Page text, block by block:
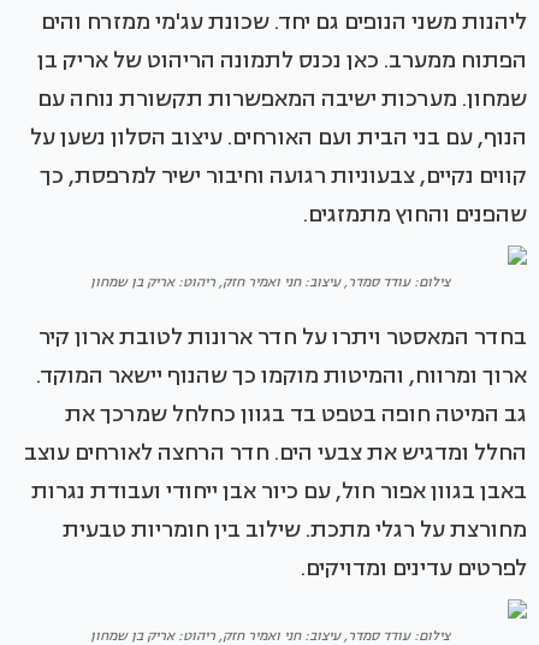
ליהנות משני הנופים גם יחד. שכונת עג'מי ממזרח והים
הפתוח ממערב. כאן נכנס לתמונה הריהוט של אריק בן
שמחון. מערכות ישיבה המאפשרות תקשורת נוחה עם
הנוף, עם בני הבית ועם האורחים. עיצוב הסלון נשען על
קווים נקיים, צבעוניות רגועה וחיבור ישיר למרפסת, כך
שהפנים והחוץ מתמזגים.
צילום: עודד סמדר, עיצוב: חני ואמיר חזק, ריהוט: אריק בן שמחון
בחדר המאסטר ויתרו על חדר ארונות לטובת ארון קיר
ארוך ומרווח, והמיטות מוקמו כך שהנוף יישאר המוקד.
גב המיטה חופה בטפט בד בגוון כחלחל שמרכך את
החלל ומדגיש את צבעי הים. חדר הרחצה לאורחים עוצב
באבן בגוון אפור חול, עם כיור אבן ייחודי ועבודת נגרות
מחורצת על רגלי מתכת. שילוב בין חומריות טבעית
לפרטים עדינים ומדויקים.
צילום: עודד סמדר, עיצוב: חני ואמיר חזק, ריהוט: אריק בן שמחון